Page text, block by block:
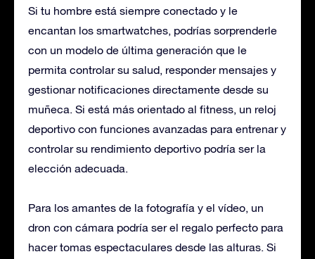
Si tu hombre está siempre conectado y le
encantan los smartwatches, podrías sorprenderle
con un modelo de última generación que le
permita controlar su salud, responder mensajes y
gestionar notificaciones directamente desde su
muñeca. Si está más orientado al fitness, un reloj
deportivo con funciones avanzadas para entrenar y
controlar su rendimiento deportivo podría ser la
elección adecuada.
Para los amantes de la fotografía y el vídeo, un
dron con cámara podría ser el regalo perfecto para
hacer tomas espectaculares desde las alturas. Si